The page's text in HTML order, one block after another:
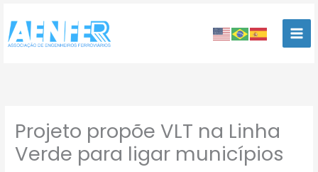
para
conteúdo
Projeto propõe VLT na Linha
Verde para ligar municípios